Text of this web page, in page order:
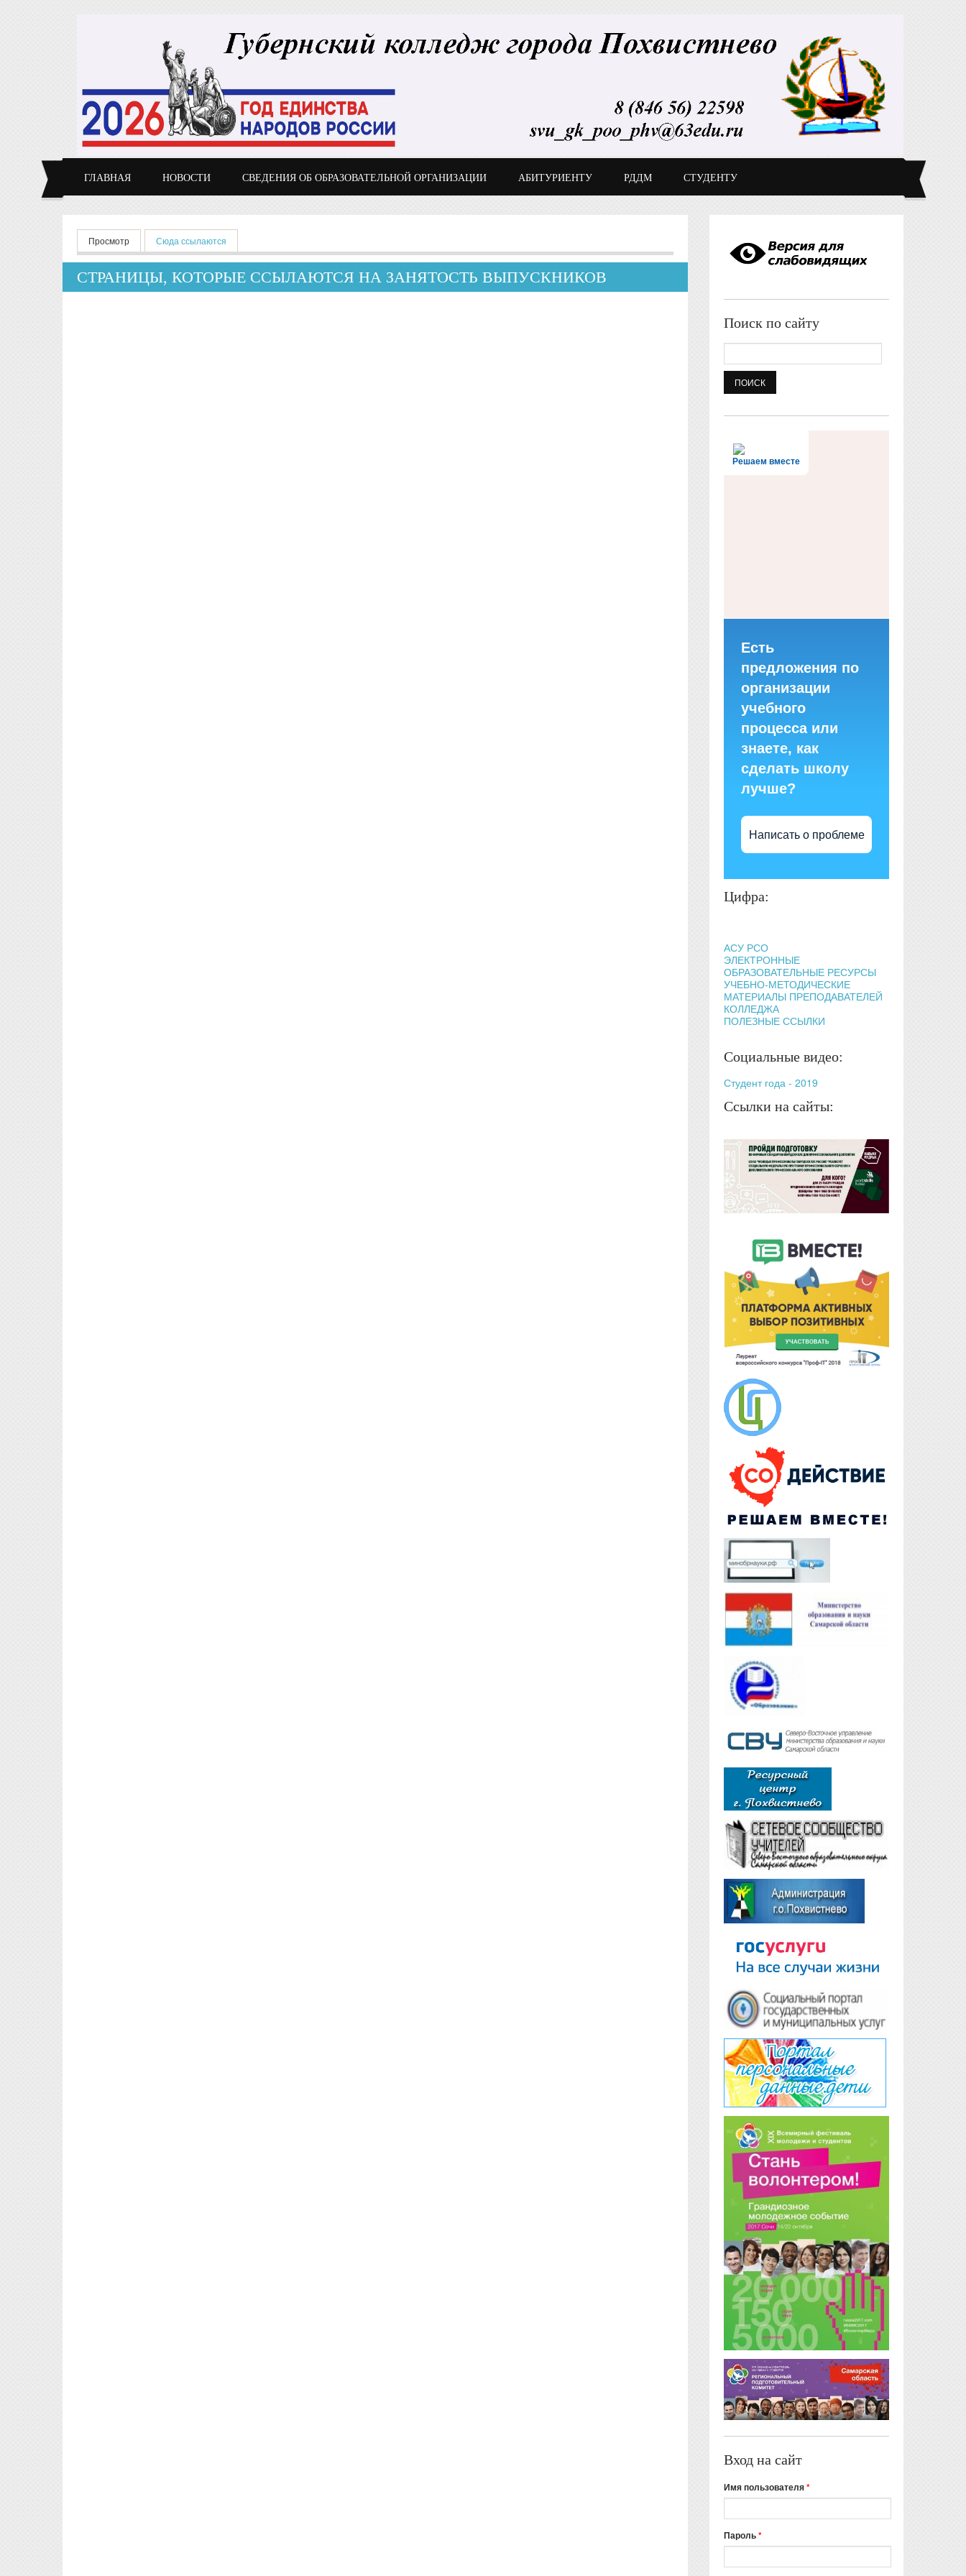
ГЛАВНАЯ НОВОСТИ СВЕДЕНИЯ ОБ ОБРАЗОВАТЕЛЬНОЙ ОРГАНИЗАЦИИ АБИТУРИЕНТУ РДДМ СТУДЕНТУ
Главные вкладки
Просмотр Сюда ссылаются
СТРАНИЦЫ, КОТОРЫЕ ССЫЛАЮТСЯ НА ЗАНЯТОСТЬ ВЫПУСКНИКОВ
Поиск по сайту
Решаем вместе
Есть
предложения по
организации
учебного
процесса или
знаете, как
сделать школу
лучше?
Написать о проблеме
Цифра:
АСУ РСО
ЭЛЕКТРОННЫЕ
ОБРАЗОВАТЕЛЬНЫЕ РЕСУРСЫ
УЧЕБНО-МЕТОДИЧЕСКИЕ
МАТЕРИАЛЫ ПРЕПОДАВАТЕЛЕЙ
КОЛЛЕДЖА
ПОЛЕЗНЫЕ ССЫЛКИ
Социальные видео:
Студент года - 2019
Ссылки на сайты:
Вход на сайт
Имя пользователя*
Пароль*